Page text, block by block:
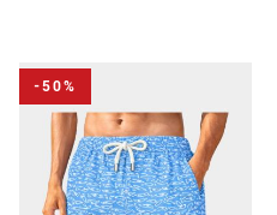
-50%